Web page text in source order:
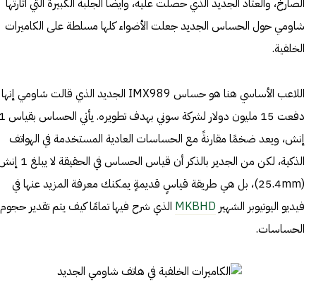
شاومي حول الحساس الجديد جعلت الأضواء كلها مسلطة على الكاميرات
الخلفية.
اللاعب الأساسي هنا هو حساس IMX989 الجديد الذي قالت شاومي إنها
دفعت 15 مليون دولار لشركة
إنش، ويعد ضخمًا مقارنةً مع الحساسات العادية المستخدمة في الهواتف
الذكية، لكن من الجدير بالذكر أن قياس الحساس في
(25.4mm)، بل هي طريقة قياسٍ قديمةٍ يمكنك معرفة المزيد عنها في
فيديو اليوتيوبر الشهير MKBHD الذي شرح فيها تمامًا كيف يتم تقدير حجوم
الحساسات.